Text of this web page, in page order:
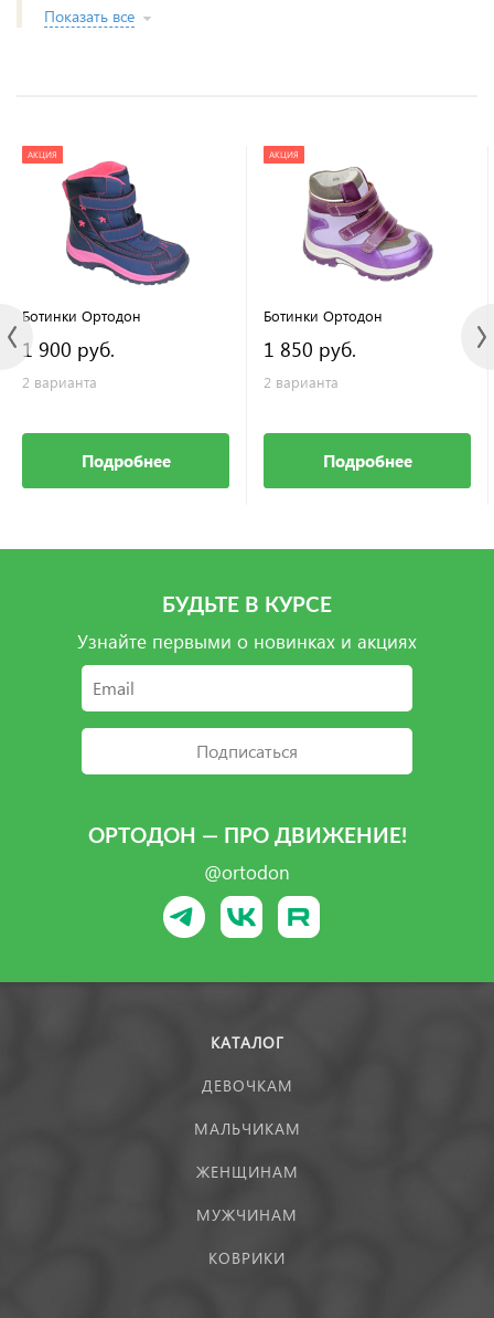
Показать все
АКЦИЯ
Ботинки Ортодон
1 900 руб.
2 варианта
Подробнее
АКЦИЯ
Ботинки Ортодон
1 850 руб.
2 варианта
Подробнее
БУДЬТЕ В КУРСЕ
Узнайте первыми о новинках и акциях
Подписаться
ОРТОДОН — ПРО ДВИЖЕНИЕ!
@ortodon
КАТАЛОГ
ДЕВОЧКАМ
МАЛЬЧИКАМ
ЖЕНЩИНАМ
МУЖЧИНАМ
КОВРИКИ